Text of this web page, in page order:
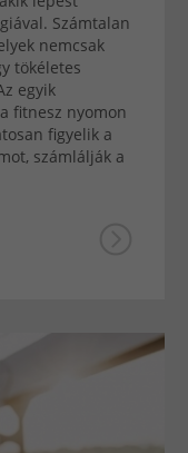
Számtalan
nemcsak
tökéletes
egyik
fitnesz nyomon
figyelik a
számlálják a